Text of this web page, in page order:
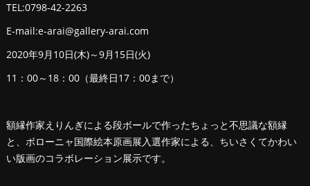
TEL:0798-42-2263
E-mail:e-arai@gallery-arai.com
2020年9月10日(木)～9月15日(火)
11：00～18：00（最終日17：00まで）
額縁作家えりんぎによる段ボールで作ったちょっと不思議な額縁
と、ボローニャ国際絵本原画展入選作家による、ちいさくてかわい
い版画のコラボレーション展示です。